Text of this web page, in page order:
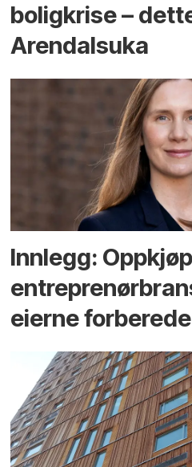
bolig­krise –
Arendals­uka
Innlegg:
eierne